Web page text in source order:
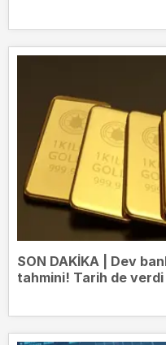
SON DAKİKA | Dev
tahmini! Tarih de verdi